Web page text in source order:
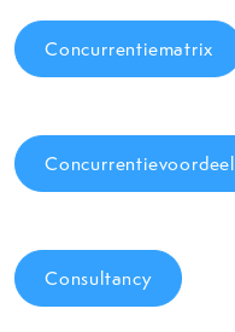
Concurrentiematrix
Concurrentievoordeel
Consultancy